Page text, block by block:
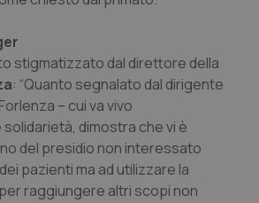
& Testa Collo
stigmatizzato dal direttore della
: “Quanto segnalato dal dirigente
– cui va vivo
dimostra che vi è
del presidio non interessato
pazienti ma ad utilizzare la
raggiungere altri scopi non